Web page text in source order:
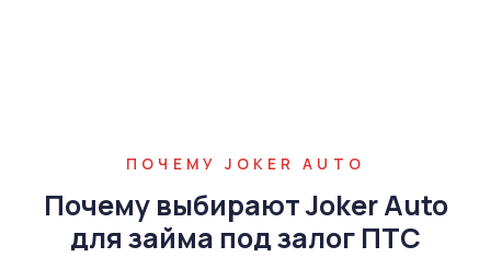
ПОЧЕМУ JOKER AUTO
Почему выбирают Joker Auto
для займа под залог ПТС